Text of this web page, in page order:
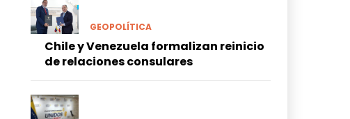
GEOPOLÍTICA
Chile y Venezuela formalizan reinicio
de relaciones consulares